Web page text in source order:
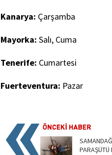
Kanarya: Çarşamba
Mayorka: Salı, Cuma
Tenerife: Cumartesi
Fuerteventura: Pazar
PARAŞÜTÜ